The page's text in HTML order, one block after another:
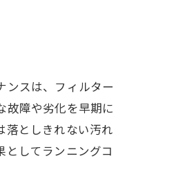
ンスは、フィルター
故障や劣化を早期に
落としきれない汚れ
してランニングコ